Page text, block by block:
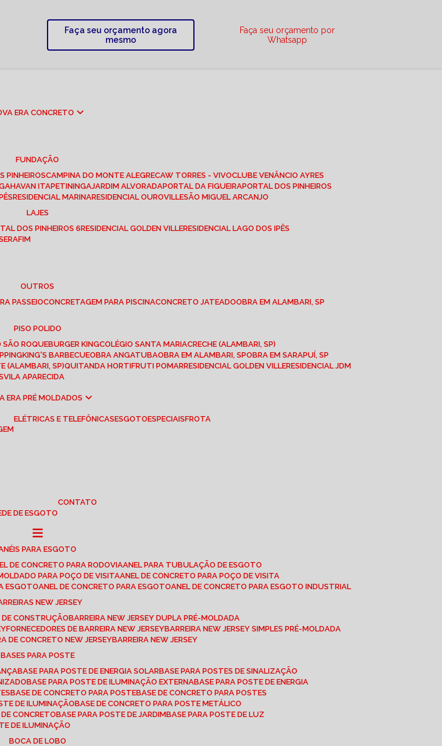
Faça seu orçamento agora
mesmo
Faça seu orçamento por
Whatsapp
ERA CONCRETO
FUNDAÇÃO
PINHEIROS CAMPINA DO MONTE ALEGRE CAW TORRES - VIVO CLUBE VENÂNCIO AYRES
HAVAN ITAPETININGA JARDIM ALVORADA PORTAL DA FIGUEIRA PORTAL DOS PINHEIROS
RESIDENCIAL MARINA RESIDENCIAL OUROVILLE SÃO MIGUEL ARCANJO
LAJES
DOS PINHEIROS 6 RESIDENCIAL GOLDEN VILLE RESIDENCIAL LAGO DOS IPÊS
SERAFIM
OUTROS
PASSEIO CONCRETAGEM PARA PISCINA CONCRETO JATEADO
OBRA EM ALAMBARI, SP
PISO POLIDO
SÃO ROQUE BURGER KING COLÉGIO SANTA MARIA CRECHE (ALAMBARI, SP)
KING'S BARBECUE OBRA ANGATUBA OBRA EM ALAMBARI, SP
OBRA EM SARAPUÍ, SP
(ALAMBARI, SP) QUITANDA HORTIFRUTI POMAR RESIDENCIAL GOLDEN VILLE RESIDENCIAL JDM
VILA APARECIDA
ERA PRÉ MOLDADOS
ELÉTRICAS E TELEFÔNICAS ESGOTO ESPECIAIS FROTA
DE ESGOTO
CONTATO
ANÉIS PARA ESGOTO
DE CONCRETO PARA RODOVIA ANEL PARA TUBULAÇÃO DE ESGOTO
PARA POÇO DE VISITA ANEL DE CONCRETO PARA POÇO DE VISITA
ESGOTO ANEL DE CONCRETO PARA ESGOTO ANEL DE CONCRETO PARA ESGOTO INDUSTRIAL
NEW JERSEY
DE CONSTRUÇÃO BARREIRA NEW JERSEY DUPLA PRÉ-MOLDADA
FORNECEDORES DE BARREIRA NEW JERSEY BARREIRA NEW JERSEY SIMPLES PRÉ-MOLDADA
DE CONCRETO NEW JERSEY BARREIRA NEW JERSEY
BASES PARA POSTE
BASE PARA POSTE DE ENERGIA SOLAR BASE PARA POSTES DE SINALIZAÇÃO
BASE PARA POSTE DE ILUMINAÇÃO EXTERNA BASE PARA POSTE DE ENERGIA
BASE DE CONCRETO PARA POSTE BASE DE CONCRETO PARA POSTES
DE ILUMINAÇÃO
BASE DE CONCRETO PARA POSTE METÁLICO
DE CONCRETO BASE PARA POSTE DE JARDIM BASE PARA POSTE DE LUZ
DE ILUMINAÇÃO
BOCA DE LOBO